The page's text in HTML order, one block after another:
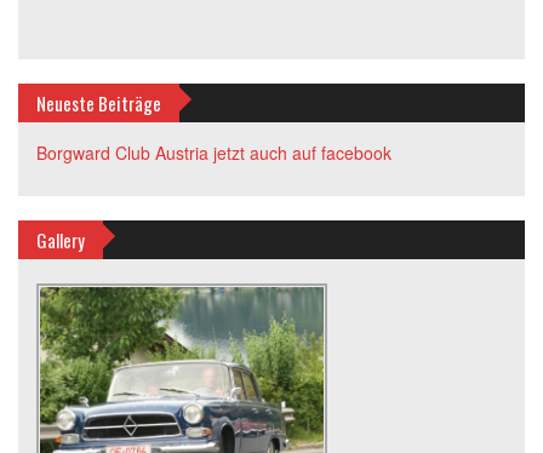
Neueste Beiträge
Borgward Club Austria jetzt auch auf facebook
Gallery